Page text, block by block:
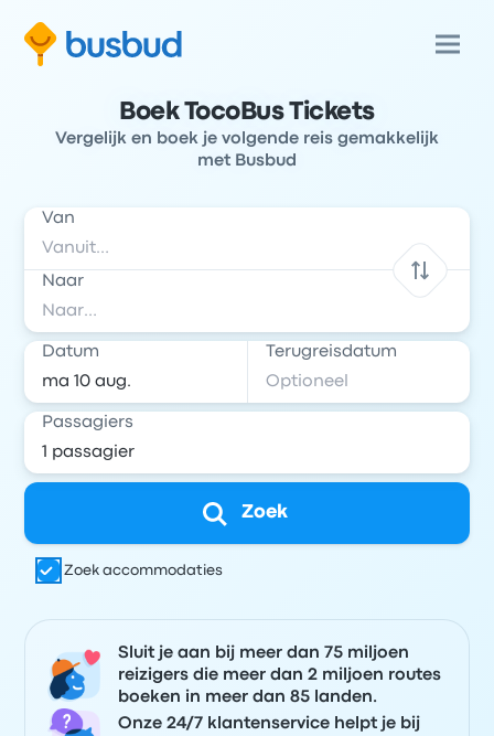
Boek TocoBus Tickets
Vergelijk en boek je volgende reis gemakkelijk
met Busbud
Van
Naar
Datum Terugreisdatum
Passagiers
Zoek
Zoek accommodaties
Sluit je aan bij meer dan 75 miljoen
reizigers die meer dan 2 miljoen routes
boeken in meer dan 85 landen.
Onze 24/7 klantenservice helpt je bij